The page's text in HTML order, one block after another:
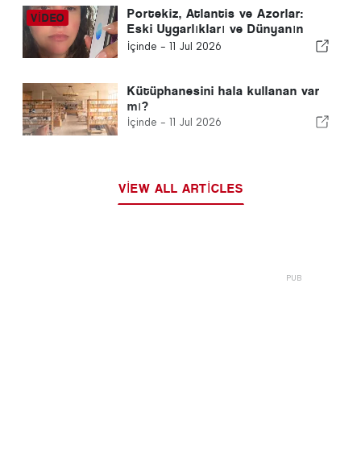
Portekiz, Atlantis ve Azorlar:
Eski Uygarlıkları ve Dünyanın
Gizli Enerjisini Keşfetmek
İçinde - 11 Jul 2026
Kütüphanesini hala kullanan var
mı?
İçinde - 11 Jul 2026
VIEW ALL ARTICLES